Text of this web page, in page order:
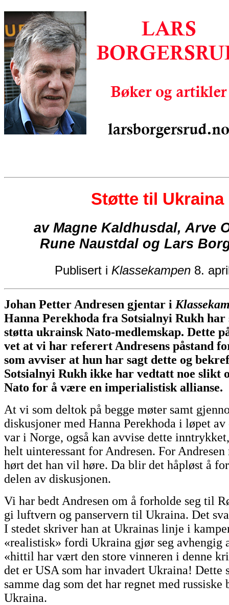
Støtte til Ukraina
av Magne Kaldhusdal, Arve
Rune Naustdal og Lars
Publisert i Klassekampen8.
Johan Petter Andresen gjentar i
Hanna Perekhoda fra Sotsialnyi Rukh har
støtta ukrainsk Nato-medlemskap. Dette
vet at vi har referert Andresens påstand
som avviser at hun har sagt dette og
Sotsialnyi Rukh ikke har vedtatt noe slikt
Nato for å være en imperialistisk allianse.
At vi som deltok på begge møter samt
diskusjoner med Hanna Perekhoda i løpet av
var i Norge, også kan avvise dette
helt uinteressant for Andresen. For Andresen
hørt det han vil høre. Da blir det håpløst å
delen av diskusjonen.
Vi har bedt Andresen om å forholde seg til
gi luftvern og panservern til Ukraina. Det
I stedet skriver han at Ukrainas linje i
«realistisk» fordi Ukraina gjør seg avhengig
«hittil har vært den store vinneren i denne
det er USA som har invadert Ukraina! Dette
samme dag som det har regnet med russiske
Ukraina.